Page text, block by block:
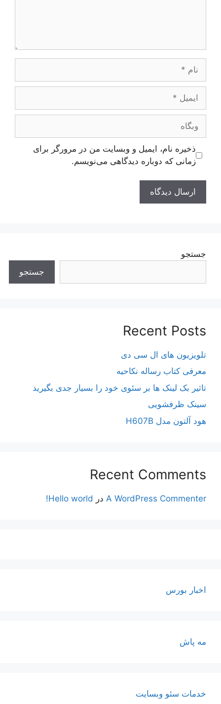
ایمیل
وبگاه
ذخیره نام، ایمیل و وبسایت من در مرورگر برای
زمانی که دوباره دیدگاهی می‌نویسم.
جستجو
جستجو
Recent Posts
تلویزیون های ال سی دی
معرفی کتاب رساله نکاحیه
تاثیر بک لینک ها بر سئوی خود را بسیار جدی بگیرید
سینک ظرفشویی
هود آلتون مدل H607B
Recent Comments
A WordPress Commenter در Hello world!
اخبار بورس
مه پاش
خدمات سئو وبسایت